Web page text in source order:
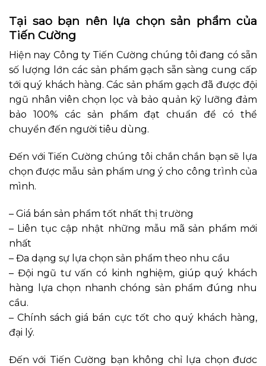
Tại sao bạn nên lựa chọn sản phẩm của
Tiến Cường
Hiện nay Công ty Tiến Cường chúng tôi đang có sẵn
số lượng lớn các sản phẩm gạch sẵn sàng cung cấp
tới quý khách hàng. Các sản phẩm gạch đã được đội
ngũ nhân viên chọn lọc và bảo quản kỹ lưỡng đảm
bảo 100% các sản phẩm đạt chuẩn để có thể
chuyển đến người tiêu dùng.
Đến với Tiến Cường chúng tôi chắn chắn bạn sẽ lựa
chọn được mẫu sản phẩm ưng ý cho công trình của
mình.
– Giá bán sản phẩm tốt nhất thị trường
– Liên tục cập nhật những mẫu mã sản phẩm mới
nhất
– Đa dạng sự lựa chọn sản phẩm theo nhu cầu
– Đội ngũ tư vấn có kinh nghiệm, giúp quý khách
hàng lựa chọn nhanh chóng sản phẩm đúng nhu
cầu.
– Chính sách giá bán cực tốt cho quý khách hàng,
đại lý.
Đến với Tiến Cường bạn không chỉ lựa chọn đươc